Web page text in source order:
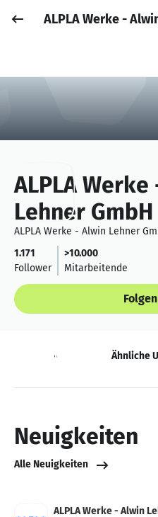
ALPLA
Lehner GmbH
ALPLA Werke - Alwin Lehner
1.171
Follower
>10.000
Mitarbeitende
Folgen
Neuigkeiten Ähnliche
Neuigkeiten
Alle Neuigkeiten
ALPLA Werke - Alwin